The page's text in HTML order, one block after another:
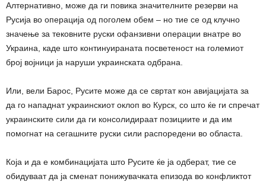
Алтернативно, може да ги повика значителните резерви на
Русија во операција од поголем обем – но тие се од клучно
значење за тековните руски офанзивни операции внатре во
Украина, каде што континуираната посветеност на големиот
број војници ја наруши украинската одбрана.
Или, вели Барос, Русите може да се свртат кон авијацијата за
да го нападнат украинскиот оклоп во Курск, со што ќе ги спречат
украинските сили да ги консолидираат позициите и да им
помогнат на сегашните руски сили распоредени во областа.
Која и да е комбинацијата што Русите ќе ја одберат, тие се
обидуваат да ја сменат понижувачката епизода во конфликтот